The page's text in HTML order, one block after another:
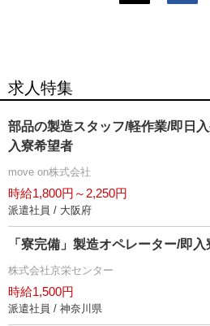
求人特集
部品の製造スタッフ/軽作業/即日
入寮希望者
move on株式会社
時給1,800円～2,250円
派遣社員 / 大阪府
「寮完備」製造オペレーター/即
株式会社京栄センター
時給1,500円
派遣社員 / 神奈川県